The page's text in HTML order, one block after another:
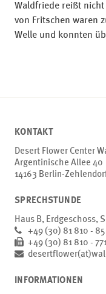
Waldfriede reißt
von Fritschen waren
Welle und konnten
KONTAKT
Desert Flower Center
Argentinische Allee 40
14163 Berlin-
SPRECHSTUNDE
Haus B, Erdgeschoss,
+49 (30) 81 810 -
+49 (30) 81 810 -
INFORMATIONEN